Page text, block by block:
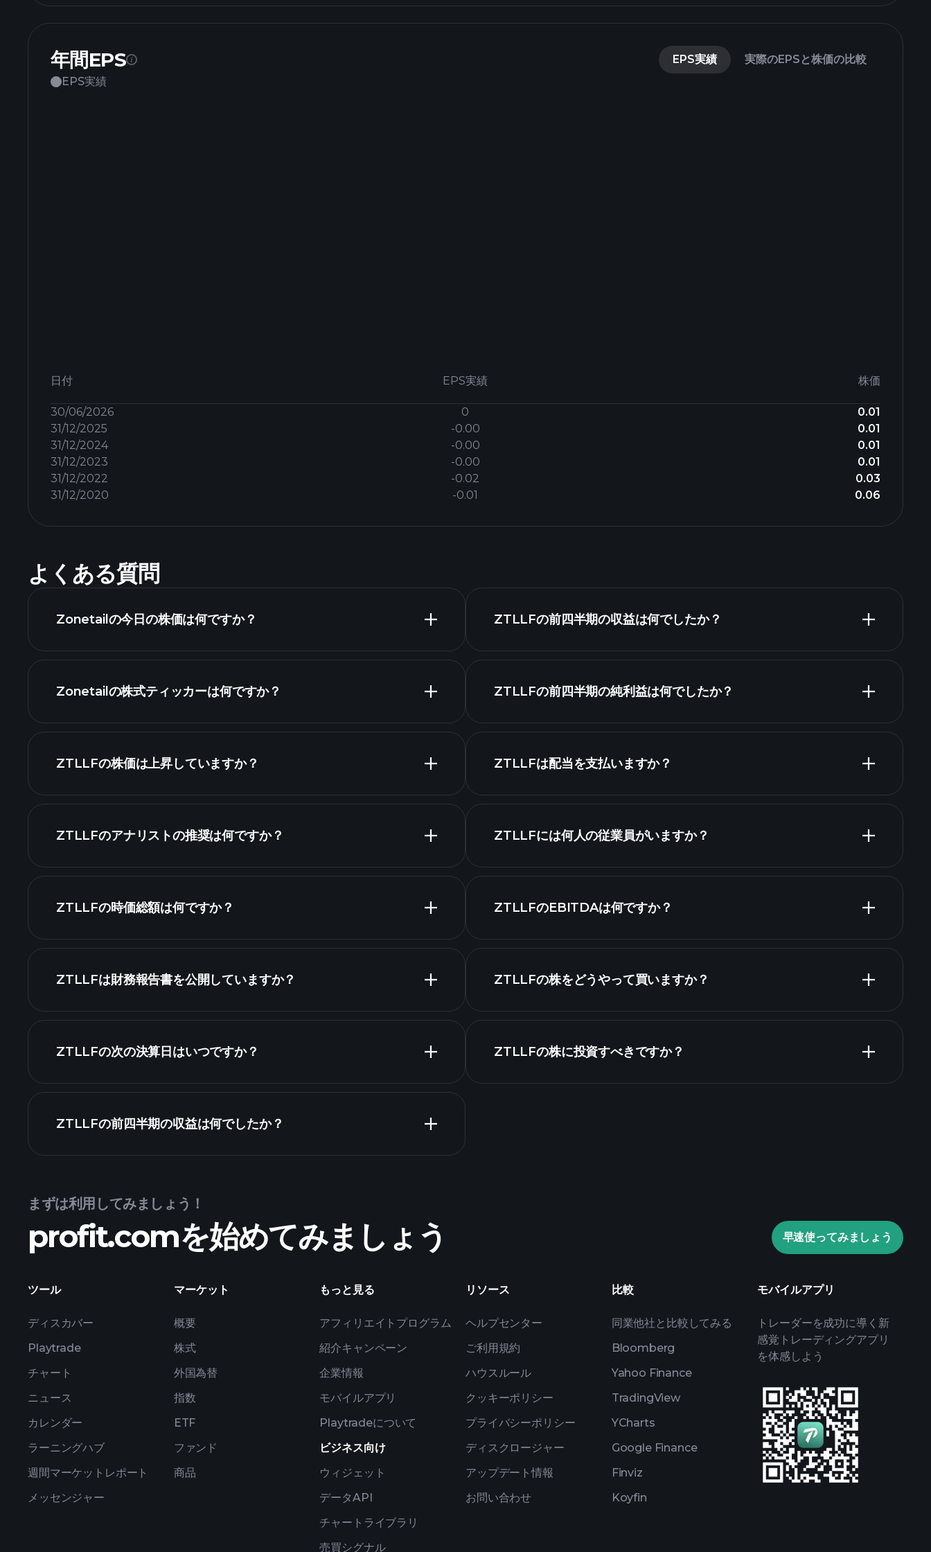
年間EPS EPS実績
実際のEPSと株価の比較
EPS実績
日付 EPS実績 株価
30/06/2026 0
0.01
31/12/2025
-0.00
0.01
31/12/2024
-0.00
0.01
31/12/2023
-0.00
0.01
31/12/2022
-0.02
0.03
31/12/2020
-0.01 0.06
よくある質問
Zonetailの今日の株価は何ですか？
Zonetailの株式ティッカーは何ですか？
ZTLLFの株価は上昇していますか？
ZTLLFのアナリストの推奨は何ですか？
ZTLLFの時価総額は何ですか？
株式リスト
ZTLLFは財務報告書を公開していますか？
ZTLLFの次の決算日はいつですか？
決
算カレンダー
ZTLLFの前四半期の収益は何でしたか？
ZTLLFの前四半期の収益は何でしたか？
財
ZTLLFの前四半期の純利益は何でしたか？
ZTLLFは配当を支払いますか？
高配当株
ZTLLFには何人の従業員がいますか？
最大の雇用主
ZTLLFのEBITDAは何ですか？
ZTLLFの株をどうやって買いますか？
Playtrade Tournaments
ZTLLFの株に投資すべきですか？
ウォッチリスト
まずは利用してみましょう！
profit.comを始めてみましょう 早速使ってみましょう
ツール
ディスカバー
Playtrade
チャート
ニュース
カレンダー
ラーニングハブ
週間マーケットレポート
メッセンジャー
マーケット
概要
株式
外国為替
指数
ETF
ファンド
商品
もっと見る
アフィリエイトプログラム
紹介キャンペーン
企業情報
モバイルアプリ
Playtradeについて
ビジネス向け
ウィジェット
データAPI
チャートライブラリ
売買シグナル
リソース
ヘルプセンター
ご利用規約
ハウスルール
クッキーポリシー
プライバシーポリシー
ディスクロージャー
アップデート情報
お問い合わせ
比較
同業他社と比較してみる
Bloomberg
Yahoo Finance
TradingView
YCharts
Google Finance
Finviz
Koyfin
モバイルアプリ
トレーダーを成功に導く新
感覚トレーディングアプリ
を体感しよう